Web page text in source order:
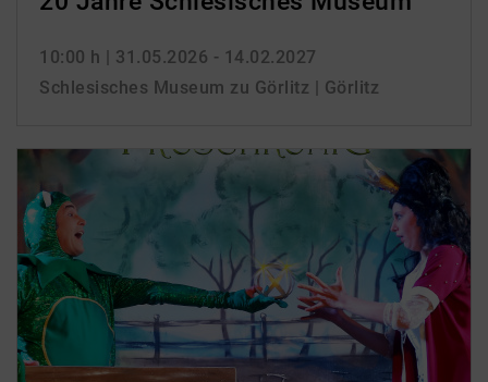
10:00 h | 31.05.2026 - 14.02.2027
Schlesisches Museum zu Görlitz | Görlitz